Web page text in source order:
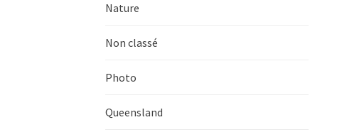
Nature
Non classé
Photo
Queensland